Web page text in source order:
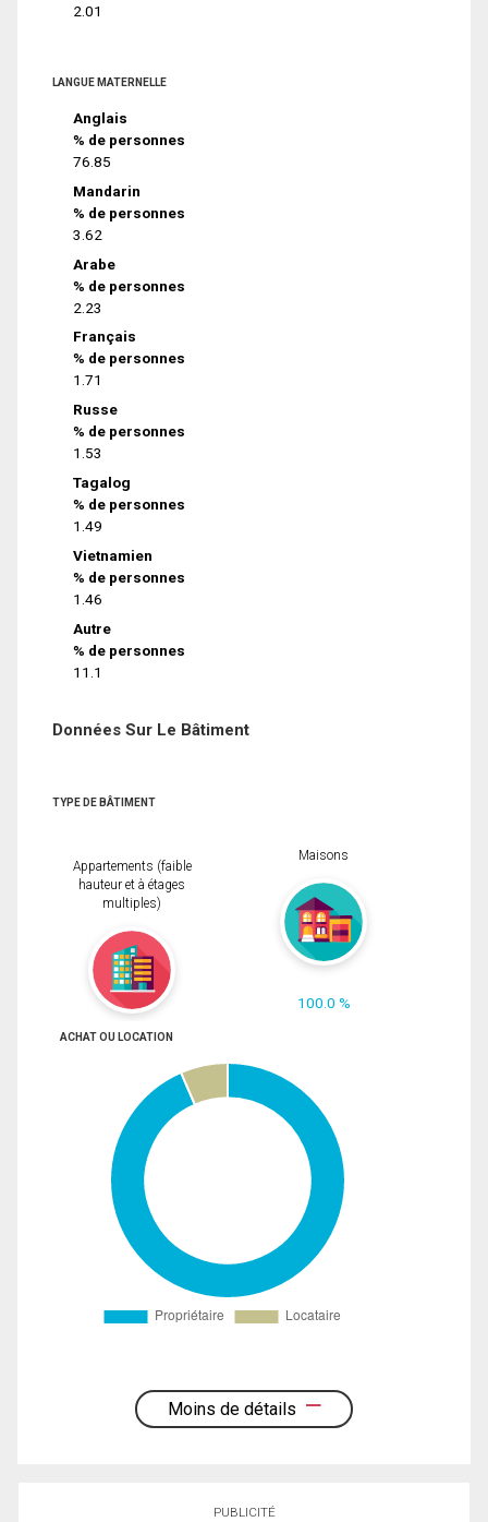
2.01
LANGUE MATERNELLE
Anglais
% de personnes
76.85
Mandarin
% de personnes
3.62
Arabe
% de personnes
2.23
Français
% de personnes
1.71
Russe
% de personnes
1.53
Tagalog
% de personnes
1.49
Vietnamien
% de personnes
1.46
Autre
% de personnes
11.1
Données Sur Le Bâtiment
TYPE DE BÂTIMENT
Appartements (faible
hauteur et à étages
multiples)
Maisons
100.0 %
ACHAT OU LOCATION
Moins de détails
PUBLICITÉ